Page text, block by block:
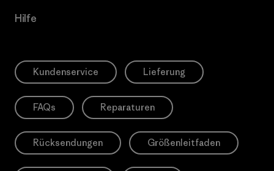
Hilfe
Kundenservice Lieferung
FAQs Reparaturen
Rücksendungen Größenleitfaden